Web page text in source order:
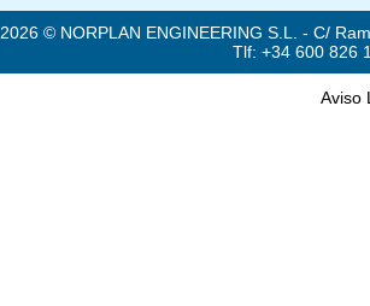
2026 © NORPLAN ENGINEERING S.L. - C/
Tlf: +34 600 826
Aviso